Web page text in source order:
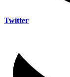
Twitter